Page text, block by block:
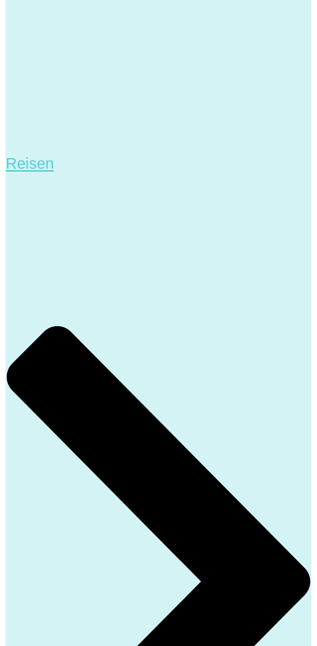
Reisen